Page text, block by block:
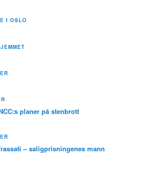
I OSLO
planer på stenbrott
– saligprisningenes mann